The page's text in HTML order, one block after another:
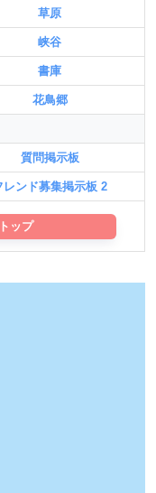
草原
峡谷
書庫
花鳥郷
質問掲示板
レンド募集掲示板 2
ップ